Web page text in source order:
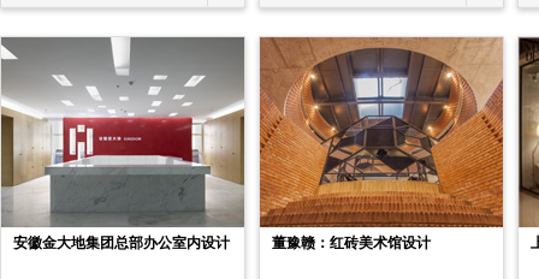
安徽金大地集团总部办公室内设计 董豫赣：红砖美术馆设计